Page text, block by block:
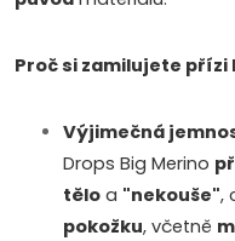
í
p
Proč si zamilujete přízi
Výjimečná
Drops Big Merino
tělo a "nekouše",
pokožku, včetně